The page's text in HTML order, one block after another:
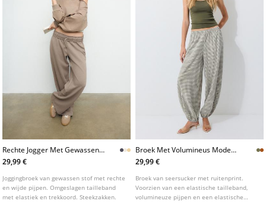
Rechte Jogger Met Gewassen
Effect
29,99 €
Joggingbroek van gewassen stof met rechte
en wijde pijpen. Omgeslagen tailleband
met elastiek en trekkoord. Steekzakken.
Broek Met Volumineus Model
En Ruitenprint
29,99 €
Broek van seersucker met ruitenprint.
Voorzien van een elastische tailleband,
volumineuze pijpen en een elastische